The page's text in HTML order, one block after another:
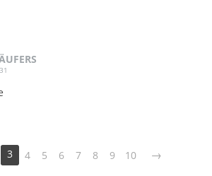
3 4 5 6 7 8 9 10